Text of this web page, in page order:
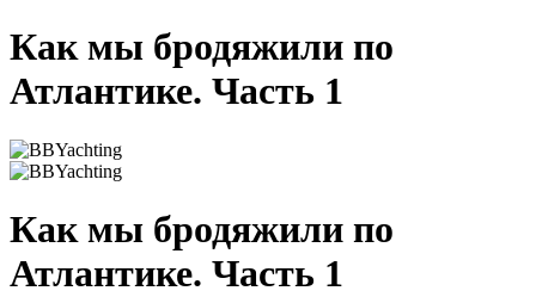
Как мы бродяжили по
Атлантике. Часть 1
Как мы бродяжили по
Атлантике. Часть 1